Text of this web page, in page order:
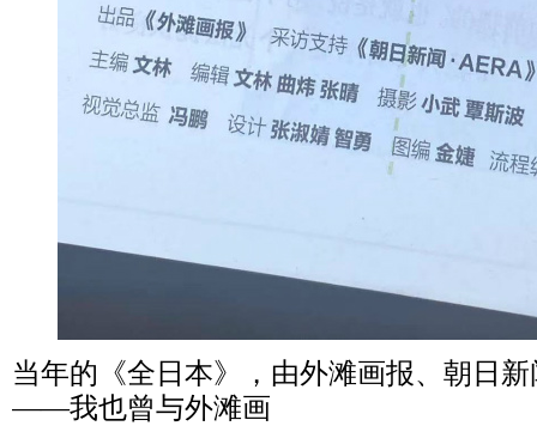
当年的《全日本》，由外滩画报、朝日
——我也曾与外滩画